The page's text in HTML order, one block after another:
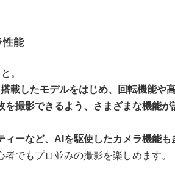
性能
。
載したモデルをはじめ、回転機能や
撮影できるよう、さまざまな機能が
ーなど、AIを駆使したカメラ機能も
でもプロ並みの撮影を楽しめます。